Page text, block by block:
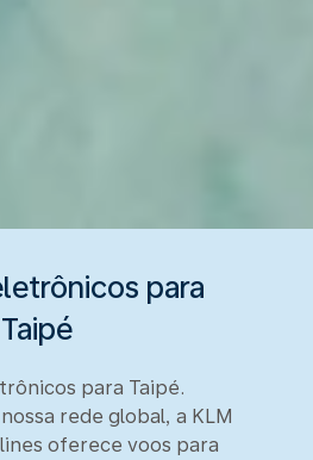
para
Taipé
para Taipé.
rede global, a KLM
oferece voos para